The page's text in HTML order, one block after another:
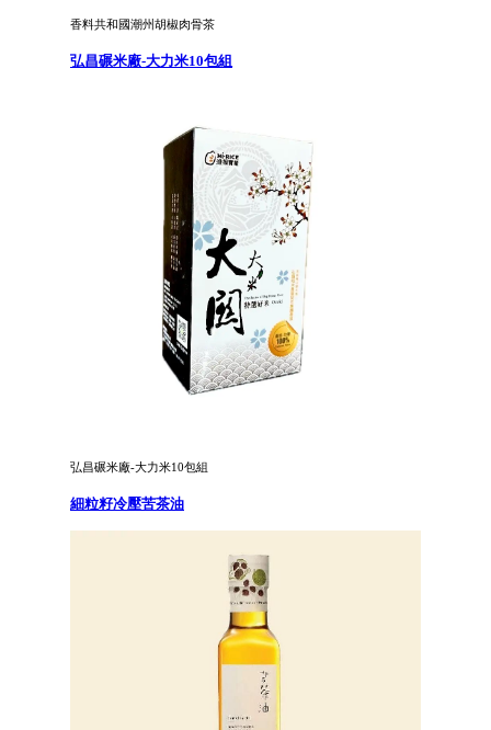
香料共和國潮州胡椒肉骨茶
弘昌碾米廠-大力米10包組
弘昌碾米廠-大力米10包組
細粒籽冷壓苦茶油